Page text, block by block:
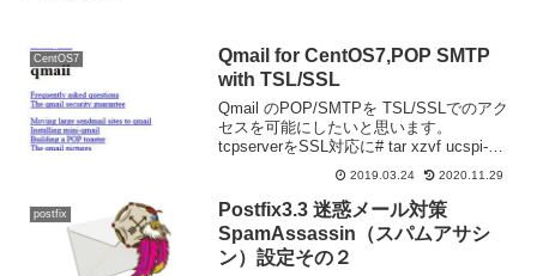
CentOS7
Qmail for CentOS7,POP SMTP
with TSL/SSL
Qmail のPOP/SMTPを TSL/SSLでのアク
セスを可能にしたいと思います。
tcpserverをSSL対応に# tar xzvf ucspi-
tcp-0.88.tar.gz # cd ucspi-tcp-0.88# patch
2019.03.24 2020.11.29
postfix
Postfix3.3 迷惑メール対策
SpamAssassin（スパムアサシ
ン）設定その２